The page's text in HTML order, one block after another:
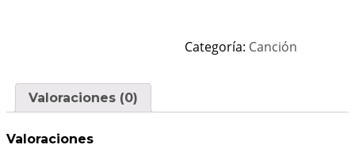
Categoría: Canción
Valoraciones (0)
Valoraciones